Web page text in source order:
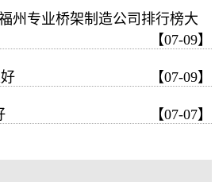
州专业桥架制造公司排行榜大
【07-09】
【07-09】
【07-07】